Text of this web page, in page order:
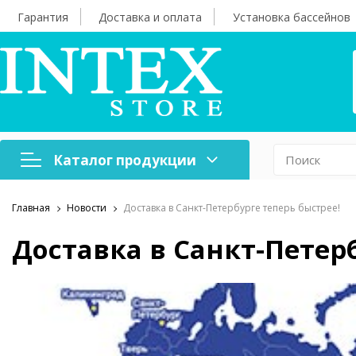
Гарантия Доставка и оплата Установка бассейнов
Каталог продукции
Надувная мебель
Оборудование для
бассейнов
Надувные лодки и
аксессуары
Главная Новости Доставка в Санкт-Петербурге теперь быстрее!
Доставка в Санкт-